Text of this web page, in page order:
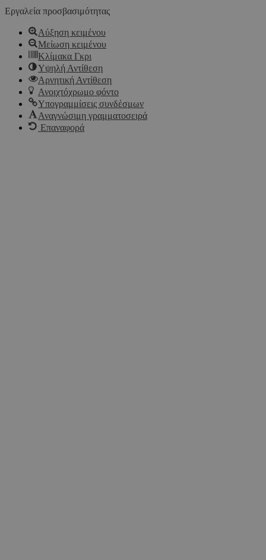
Εργαλεία προσβασιμότητας
Αύξηση κειμένου
Μείωση κειμένου
Κλίμακα Γκρι
Υψηλή Αντίθεση
Αρνητική Αντίθεση
Ανοιχτόχρωμο φόντο
Υπογραμμίσεις συνδέσμων
Αναγνώσιμη γραμματοσειρά
Επαναφορά